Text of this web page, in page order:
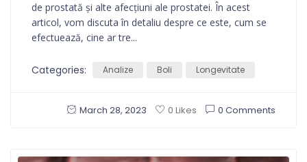
de prostată și alte afecțiuni ale prostatei. În acest
articol, vom discuta în detaliu despre ce este, cum se
efectuează, cine ar tre...
Categories: Analize Boli Longevitate
March 28, 2023 0 Likes 0 Comments